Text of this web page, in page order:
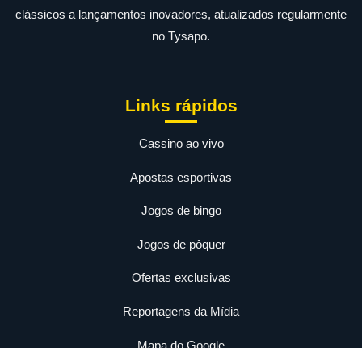
clássicos a lançamentos inovadores, atualizados regularmente
no Tysapo.
Links rápidos
Cassino ao vivo
Apostas esportivas
Jogos de bingo
Jogos de pôquer
Ofertas exclusivas
Reportagens da Mídia
Mapa do Google